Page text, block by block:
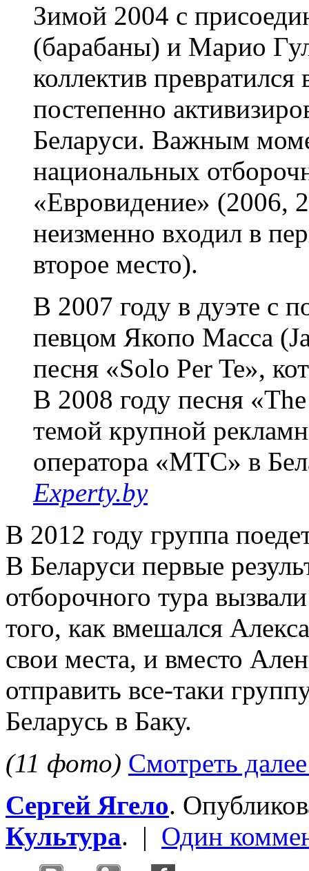
Зимой 2004 с
(барабаны) и Марио
коллектив превратился
постепенно
Беларуси. Важным
национальных
«Евровидение» (2006,
неизменно входил в
второе место).
В 2007 году в дуэте с
певцом Якопо Масса
песня «Solo Per Te»,
В 2008 году песня
темой крупной
оператора «МТС» в
Experty.by
В 2012 году группа
В Беларуси первые
отборочного тура
того, как вмешался
свои места, и вместо
отправить все-таки
Беларусь в Баку.
(11 фото) Смотреть
Сергей Ягело.
Культура. | Один